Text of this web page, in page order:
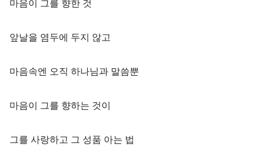
마음이 그를 향한 것
앞날을 염두에 두지 않고
마음속엔 오직 하나님과 말씀뿐
마음이 그를 향하는 것이
그를 사랑하고 그 성품 아는 법